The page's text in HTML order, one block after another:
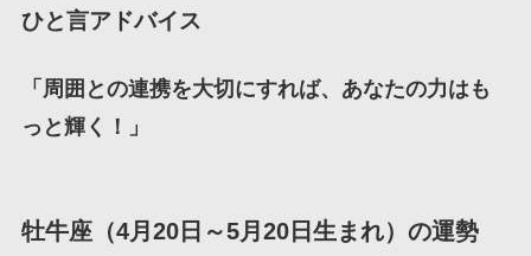
ひと言アドバイス
「周囲との連携を大切にすれば、あなたの力はも
っと輝く！」
牡牛座（4月20日～5月20日生まれ）の運勢